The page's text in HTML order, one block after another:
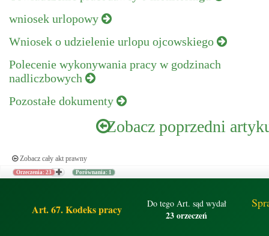
wniosek urlopowy
Wniosek o udzielenie urlopu ojcowskiego
Polecenie wykonywania pracy w godzinach
nadliczbowych
Pozostałe dokumenty
Zobacz poprzedni
Zobacz cały akt prawny
Orzeczenia: 23 Porównania: 1
Art. 67. Kodeks pracy Do tego Art. sąd wydał
23 orzeczeń